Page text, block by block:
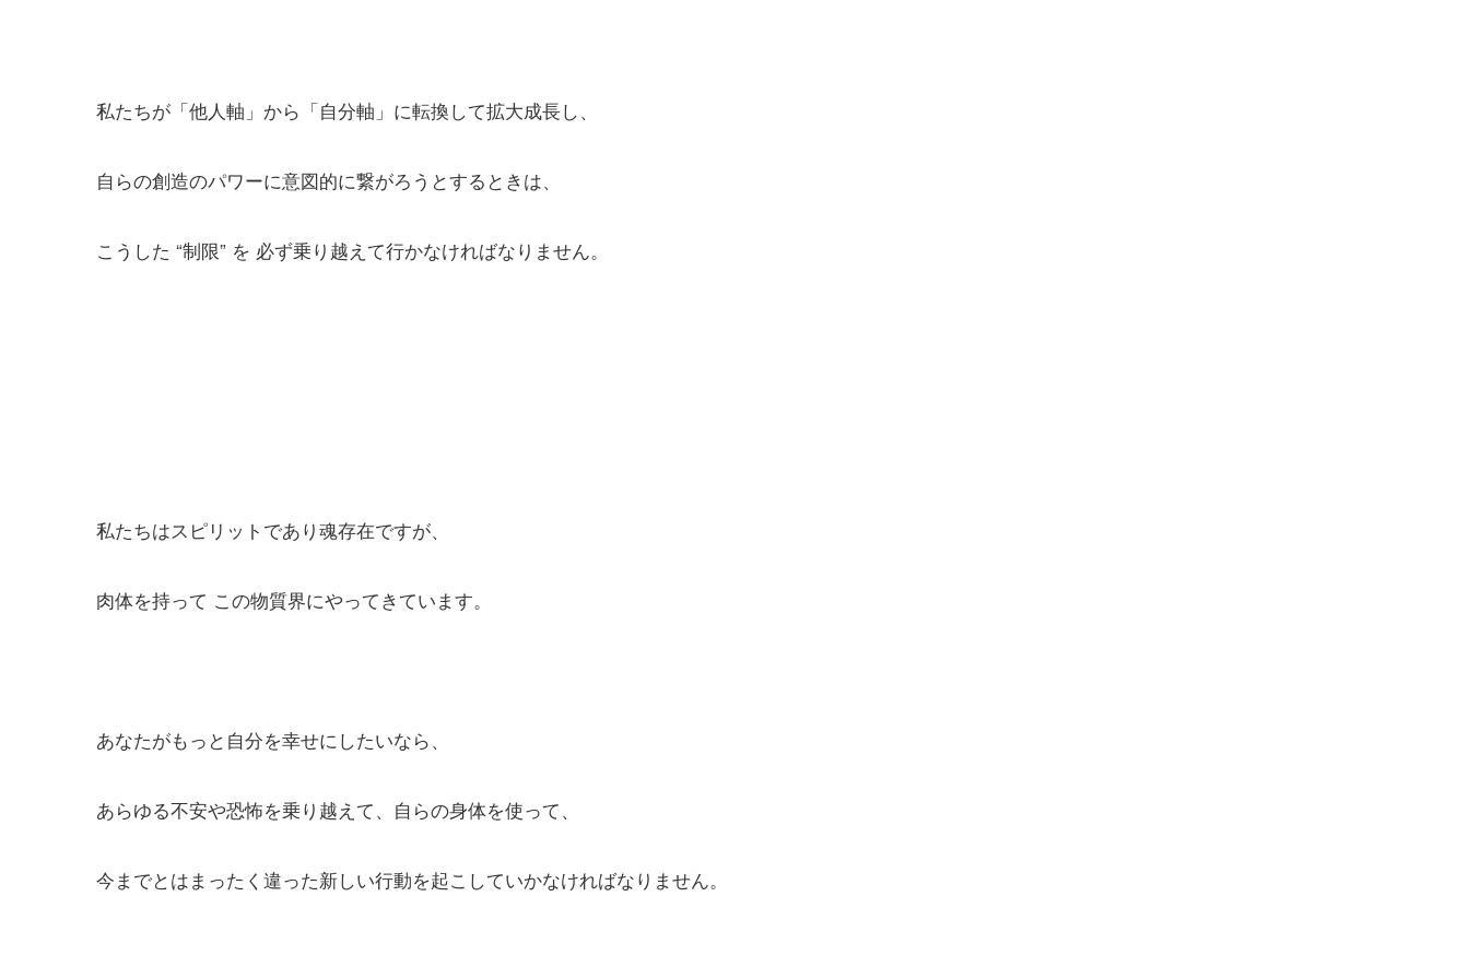
私たちが「他人軸」から「自分軸」に転換して拡大成長し、
自らの創造のパワーに意図的に繋がろうとするときは、
こうした “制限” を 必ず乗り越えて行かなければなりません。
私たちはスピリットであり魂存在ですが、
肉体を持って この物質界にやってきています。
あなたがもっと自分を幸せにしたいなら、
あらゆる不安や恐怖を乗り越えて、自らの身体を使って、
今までとはまったく違った新しい行動を起こしていかなければなりません。